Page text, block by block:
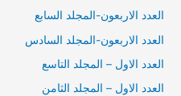
العدد الاربعون-المجلد السابع
العدد الاربعون-المجلد السادس
العدد الاول – المجلد التاسع
العدد الاول – المجلد الثامن